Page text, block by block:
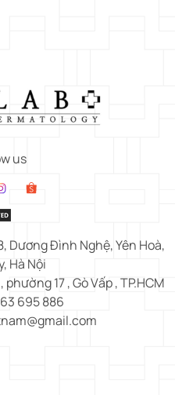
us
Dương Đình Nghệ, Yên Hoà,
Hà Nội
17 , Gò Vấp , TP.HCM
695 886